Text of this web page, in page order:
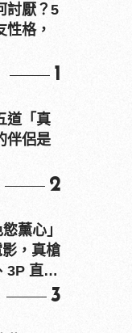
討厭？5
性格，
1
道「真
伴侶是
2
薰心」
，真槍
3P 直接
3